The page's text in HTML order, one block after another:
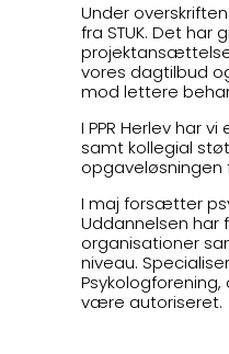
Under
fra STUK. Det
vores dagtilbud
mod lettere
I PPR Herlev har
samt kollegial
I maj forsætter
Uddannelsen har
organisationer
niveau.
være autoriseret.